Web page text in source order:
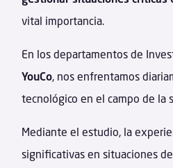
vital importancia.
En los departamentos de
YouCo, nos enfrentamos
tecnológico en el campo de la
Mediante el estudio, la
significativas en situaciones